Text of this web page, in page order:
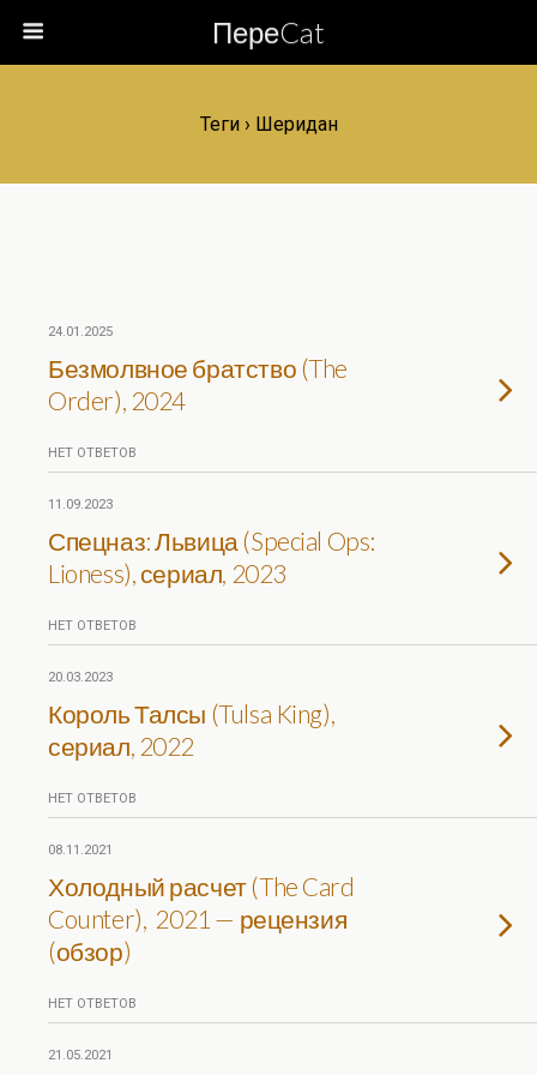
ПереCat
Теги › Шеридан
24.01.2025
Безмолвное братство (The
Order), 2024
НЕТ ОТВЕТОВ
11.09.2023
Спецназ: Львица (Special Ops:
Lioness), сериал, 2023
НЕТ ОТВЕТОВ
20.03.2023
Король Талсы (Tulsa King),
сериал, 2022
НЕТ ОТВЕТОВ
08.11.2021
Холодный расчет (The Card
Counter), 2021 — рецензия
(обзор)
НЕТ ОТВЕТОВ
21.05.2021